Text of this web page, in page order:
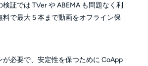
証では TVer や ABEMA も問題なく利
料で最大 5 本まで動画をオフライン保
が必要で、安定性を保つために CoApp